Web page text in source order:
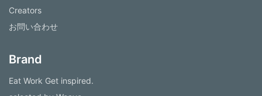
Creators
お問い合わせ
Brand
Eat Work Get inspired.